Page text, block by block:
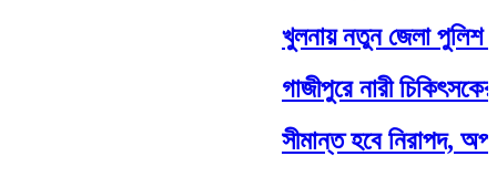
খুলনায় নতুন জেলা পুলিশ
গাজীপুরে নারী
সীমান্ত হবে নিরাপদ,